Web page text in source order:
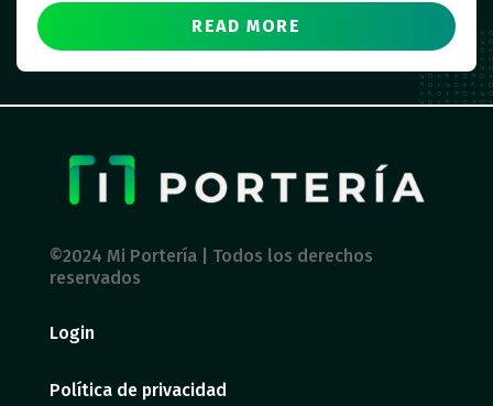
READ MORE
©2024 Mi Portería | Todos los derechos
reservados
Login
Política de privacidad